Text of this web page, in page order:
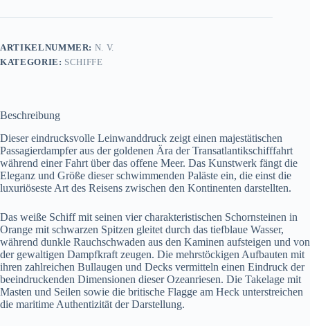
See
auf
Leinwand,
ARTIKELNUMMER: N. V.
KATEGORIE: SCHIFFE
Beschreibung
Dieser eindrucksvolle Leinwanddruck zeigt einen majestätischen
Passagierdampfer aus der goldenen Ära der Transatlantikschifffahrt
während einer Fahrt über das offene Meer. Das Kunstwerk fängt die
Eleganz und Größe dieser schwimmenden Paläste ein, die einst die
luxuriöseste Art des Reisens zwischen den Kontinenten darstellten.
Das weiße Schiff mit seinen vier charakteristischen Schornsteinen in
Orange mit schwarzen Spitzen gleitet durch das tiefblaue Wasser,
während dunkle Rauchschwaden aus den Kaminen aufsteigen und von
der gewaltigen Dampfkraft zeugen. Die mehrstöckigen Aufbauten mit
ihren zahlreichen Bullaugen und Decks vermitteln einen Eindruck der
beeindruckenden Dimensionen dieser Ozeanriesen. Die Takelage mit
Masten und Seilen sowie die britische Flagge am Heck unterstreichen
die maritime Authentizität der Darstellung.